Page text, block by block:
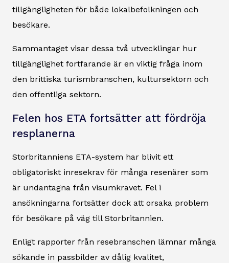
tillgängligheten för både lokalbefolkningen och
besökare.
Sammantaget visar dessa två utvecklingar hur
tillgänglighet fortfarande är en viktig fråga inom
den brittiska turismbranschen, kultursektorn och
den offentliga sektorn.
Felen hos ETA fortsätter att fördröja
resplanerna
Storbritanniens ETA-system har blivit ett
obligatoriskt inresekrav för många resenärer som
är undantagna från visumkravet. Fel i
ansökningarna fortsätter dock att orsaka problem
för besökare på väg till Storbritannien.
Enligt rapporter från resebranschen lämnar många
sökande in passbilder av dålig kvalitet,